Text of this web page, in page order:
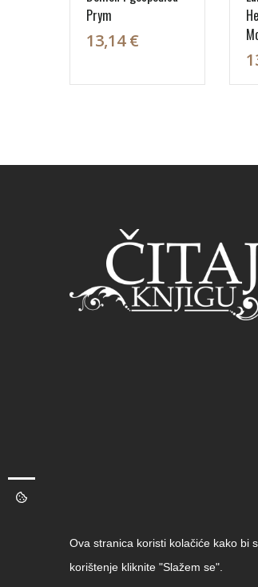
Prym
13,14 €
Ova stranica koristi kolačiće kako bi
korištenje kliknite "Slažem se".